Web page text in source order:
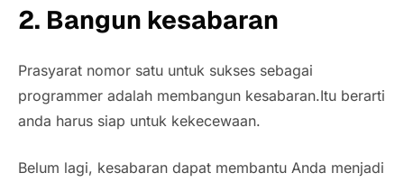
2. Bangun kesabaran
Prasyarat nomor satu untuk sukses sebagai
programmer adalah membangun kesabaran.Itu berarti
anda harus siap untuk kekecewaan.
Belum lagi, kesabaran dapat membantu Anda menjadi